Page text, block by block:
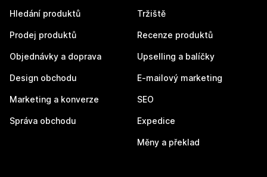
Hledání produktů
Prodej produktů
Objednávky a doprava
Design obchodu
Marketing a konverze
Správa obchodu
Tržiště
Recenze produktů
Upselling a balíčky
E-mailový marketing
SEO
Expedice
Měny a překlad